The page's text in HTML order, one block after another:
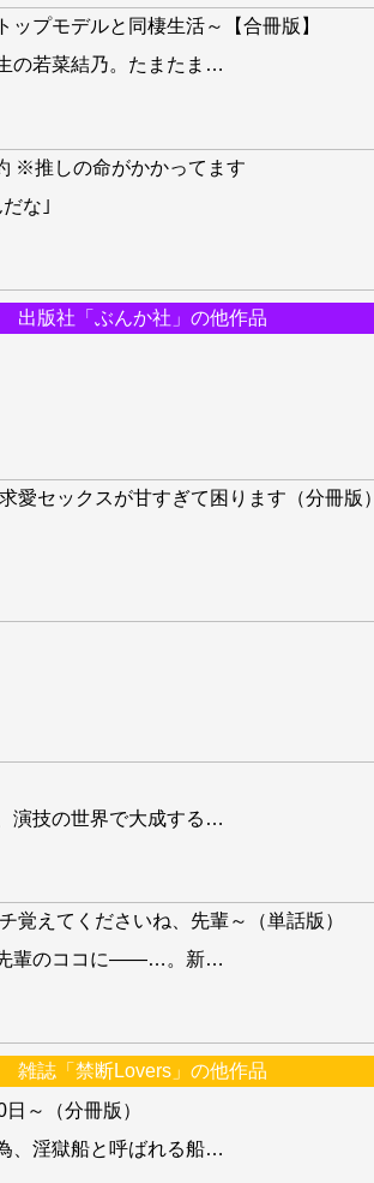
プモデルと同棲生活～【合冊版】
の若菜結乃。たまたま …
※推しの命がかかってます
な｣
出版社「ぶんか社」の他作品
愛セックスが甘すぎて困ります（分冊版）
演技の世界で大成する …
覚えてくださいね、先輩～（単話版）
輩のココに――…。新…
雑誌「禁断Lovers」の他作品
～（分冊版）
、淫獄船と呼ばれる船…